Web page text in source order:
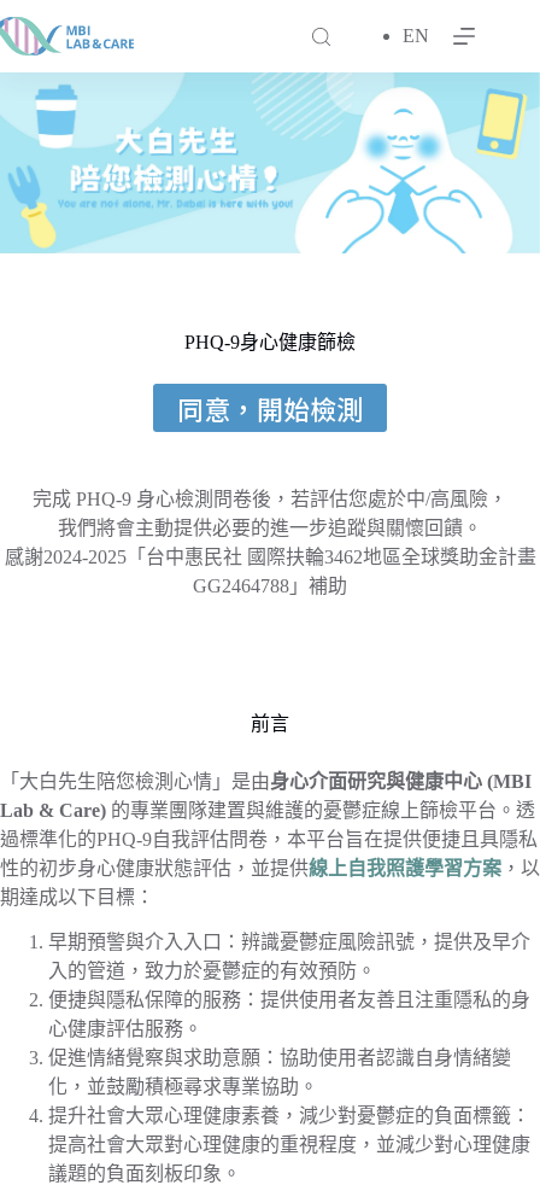
跳
至
主
內
EN
PHQ-9身心健康篩檢
同意，開始檢測
完成 PHQ-9 身心檢測問卷後，若評估您處於中/高風險，
我們將會主動提供必要的進一步追蹤與關懷回饋。
感謝2024-2025「台中惠民社 國際扶輪3462地區全球獎助金計畫
GG2464788」補助
前言
「大白先生陪您檢測心情」是由身心介面研究與健康中心 (MBI
Lab & Care) 的專業團隊建置與維護的憂鬱症線上篩檢平台。透
過標準化的PHQ-9自我評估問卷，本平台旨在提供便捷且具隱私
性的初步身心健康狀態評估，並提供線上自我照護學習方案 ，以
期達成以下目標：
早期預警與介入入口：辨識憂鬱症風險訊號，提供及早介
入的管道，致力於憂鬱症的有效預防。
便捷與隱私保障的服務：提供使用者友善且注重隱私的身
心健康評估服務。
促進情緒覺察與求助意願：協助使用者認識自身情緒變
化，並鼓勵積極尋求專業協助。
提升社會大眾心理健康素養，減少對憂鬱症的負面標籤：
提高社會大眾對心理健康的重視程度，並減少對心理健康
議題的負面刻板印象。